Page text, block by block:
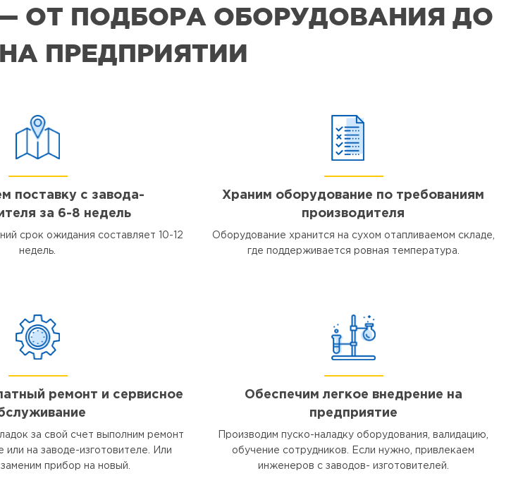
ОТ ПОДБОРА ОБОРУДОВАНИЯ ДО
ПРЕДПРИЯТИИ
поставку с завода-
за 6-8 недель
срок ожидания составляет 10-12
недель.
Храним оборудование по требованиям
производителя
Оборудование хранится на сухом отапливаемом складе,
где поддерживается ровная температура.
ремонт и сервисное
за свой счет выполним ремонт
или на заводе-изготовителе. Или
прибор на новый.
Обеспечим легкое внедрение на
предприятие
Производим пуско-наладку оборудования, валидацию,
обучение сотрудников. Если нужно, привлекаем
инженеров с заводов- изготовителей.